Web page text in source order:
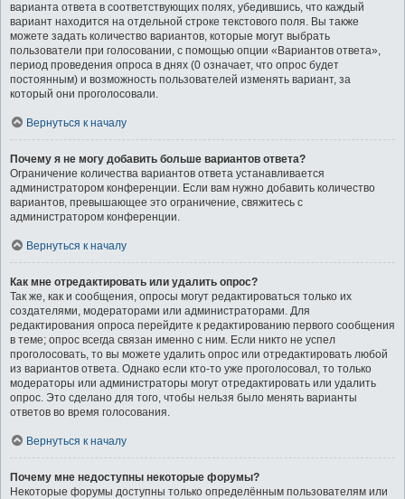
варианта ответа в соответствующих полях, убедившись, что каждый
вариант находится на отдельной строке текстового поля. Вы также
можете задать количество вариантов, которые могут выбрать
пользователи при голосовании, с помощью опции «Вариантов ответа»,
период проведения опроса в днях (0 означает, что опрос будет
постоянным) и возможность пользователей изменять вариант, за
который они проголосовали.
Вернуться к началу
Почему я не могу добавить больше вариантов ответа?
Ограничение количества вариантов ответа устанавливается
администратором конференции. Если вам нужно добавить количество
вариантов, превышающее это ограничение, свяжитесь с
администратором конференции.
Вернуться к началу
Как мне отредактировать или удалить опрос?
Так же, как и сообщения, опросы могут редактироваться только их
создателями, модераторами или администраторами. Для
редактирования опроса перейдите к редактированию первого сообщения
в теме; опрос всегда связан именно с ним. Если никто не успел
проголосовать, то вы можете удалить опрос или отредактировать любой
из вариантов ответа. Однако если кто-то уже проголосовал, то только
модераторы или администраторы могут отредактировать или удалить
опрос. Это сделано для того, чтобы нельзя было менять варианты
ответов во время голосования.
Вернуться к началу
Почему мне недоступны некоторые форумы?
Некоторые форумы доступны только определённым пользователям или